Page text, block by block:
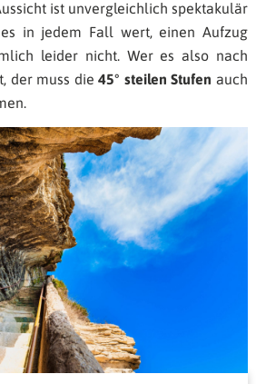
ist unvergleichlich spektakulär
in jedem Fall wert, einen Aufzug
leider nicht. Wer es also nach
der muss die45° steilen Stufen auch